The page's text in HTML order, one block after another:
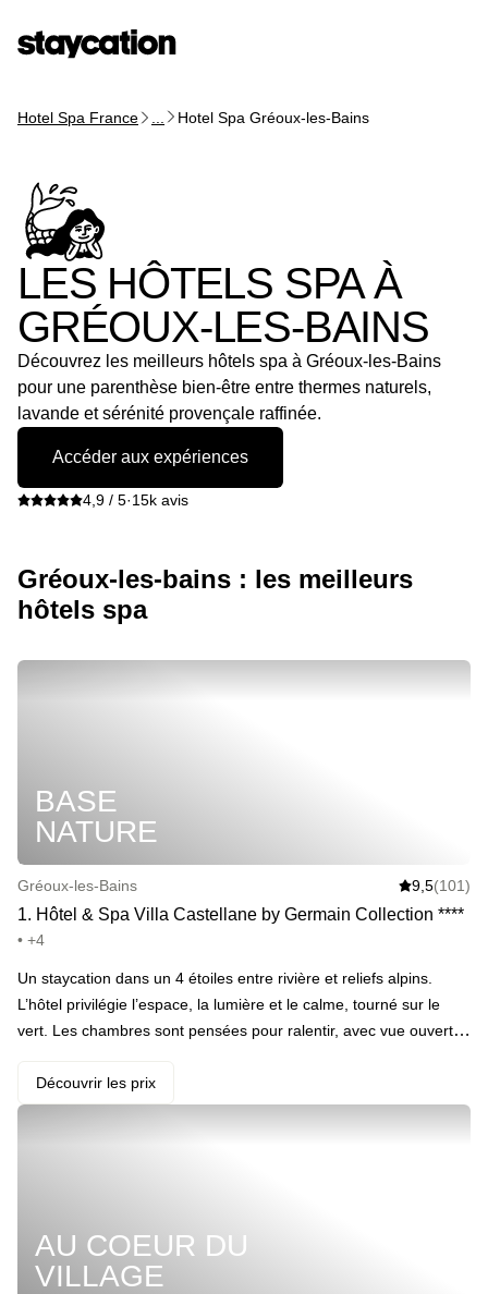
Hotel Spa France Hotel Spa Gréoux-les-Bains
LES HÔTELS SPA À
GRÉOUX-LES-BAINS
Découvrez les meilleurs hôtels spa à Gréoux-les-Bains
pour une parenthèse bien-être entre thermes naturels,
lavande et sérénité provençale raffinée.
Accéder aux expériences
4,9 / 5·15k avis
Gréoux-les-bains : les meilleurs
hôtels spa
BASE
NATURE
Gréoux-les-Bains 9,5(101)
1. Hôtel & Spa Villa Castellane by Germain Collection ****
• +4
Un staycation dans un 4 étoiles entre rivière et reliefs alpins.
L’hôtel privilégie l’espace, la lumière et le calme, tourné sur le
vert. Les chambres sont pensées pour ralentir, avec vue ouverte
est incluse pour prolonger la pause bien-être.
Découvrir les prix
AU COEUR DU
VILLAGE